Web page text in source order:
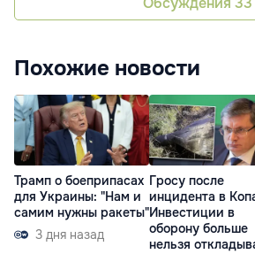
Похожие новости
Трамп о боеприпасах
для Украины: "Нам и
самим нужны ракеты"
3 дня назад
Гросу после
инцидента в
Инвестиции в
оборону больше
нельзя